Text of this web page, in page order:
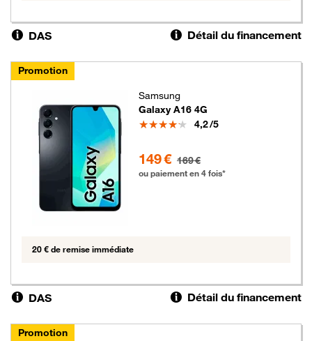
DAS Détail du financement
Promotion
Samsung
Galaxy A16 4G
Note
4,2/5
149 € 169 €
ou paiement en 4 fois*
20 € de remise immédiate
DAS Détail du financement
Promotion